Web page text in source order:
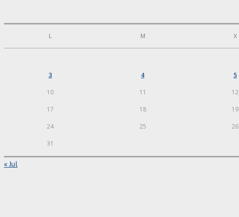
L M X
3 4 5
10 11 12
17 18 19
24 25 26
31
« Jul